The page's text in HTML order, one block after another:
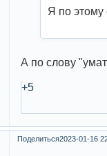
Я по этому
А по слову
+5
Поделиться2023-01-16